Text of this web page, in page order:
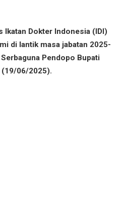
Ikatan Dokter Indonesia (IDI)
di lantik masa jabatan 2025-
Pendopo Bupati
(19/06/2025).